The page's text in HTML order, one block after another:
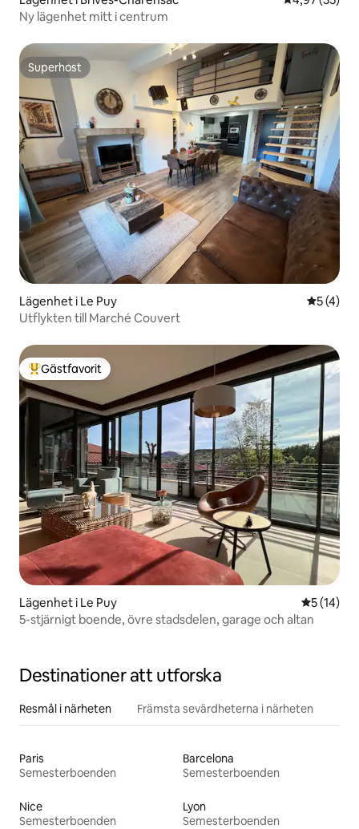
Ny lägenhet mitt i centrum
Superhost
Superhost
Lägenhet i Le Puy 5 av 5 i
5 (4)
Utflykten till Marché Couvert
Populär gästfavorit
Gästfavorit
Lägenhet i Le Puy 5 av 5 i
5 (14)
5-stjärnigt boende, övre stadsdelen, garage och altan
Destinationer att utforska
Resmål i närheten Främsta sevärdheterna i närheten
Paris
Semesterboenden
Barcelona
Semesterboenden
Nice
Semesterboenden
Lyon
Semesterboenden